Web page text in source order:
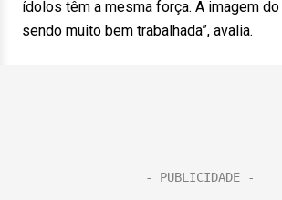
ídolos têm a mesma força. A imagem do
sendo muito bem trabalhada”, avalia.